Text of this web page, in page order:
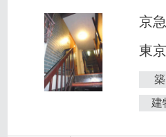
京
東
建